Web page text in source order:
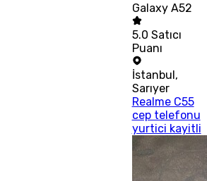
Galaxy A52
5.0 Satıcı
Puanı
İstanbul,
Sarıyer
Realme C55
cep telefonu
yurtici kayitli